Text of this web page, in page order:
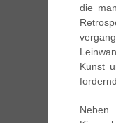
die
Kunst